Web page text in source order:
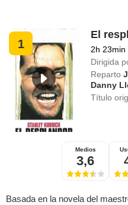
1
El
2h 23min
Dirigida
Reparto
Danny
Título
Medios
3,6
Basada en la novela del